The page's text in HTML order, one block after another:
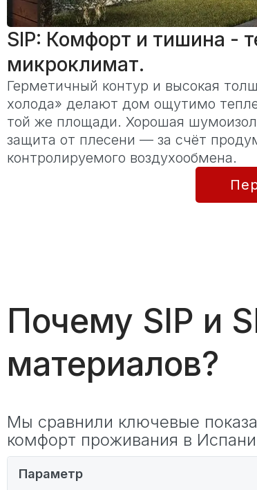
SIP: Комфорт и тишина -
микроклимат.
Герметичный контур и высокая
холода» делают дом ощутимо
той же площади. Хорошая
защита от плесени — за счёт
контролируемого воздухообмена.
Почему SIP и
материалов?
Мы сравнили ключевые
комфорт проживания в
Параметр